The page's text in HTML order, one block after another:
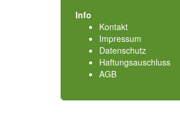
Info
Kontakt
Impressum
Datenschutz
Haftungsauschluss
AGB